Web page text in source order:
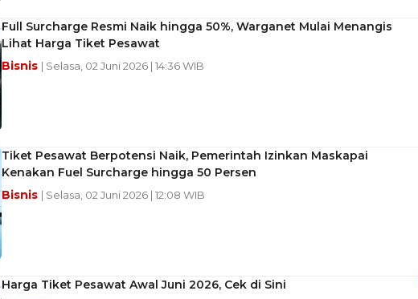
Full Surcharge Resmi Naik hingga 50%, Warganet Mulai Menangis
Lihat Harga Tiket Pesawat
Bisnis | Selasa, 02 Juni 2026 | 14:36 WIB
Tiket Pesawat Berpotensi Naik, Pemerintah Izinkan Maskapai
Kenakan Fuel Surcharge hingga 50 Persen
Bisnis | Selasa, 02 Juni 2026 | 12:08 WIB
Harga Tiket Pesawat Awal Juni 2026, Cek di Sini